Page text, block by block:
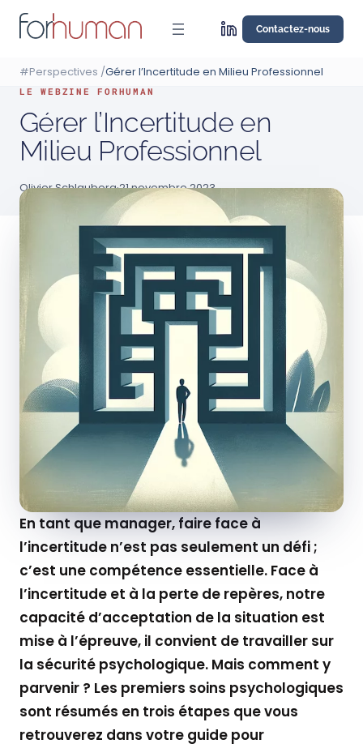
Aller
Contactez-nous
#Perspectives /Gérer l’Incertitude en Milieu Professionnel
LE WEBZINE FORHUMAN
Gérer l’Incertitude en
Milieu Professionnel
Olivier Schlauberg·21 novembre 2023
En tant que manager, faire face à
l’incertitude n’est pas seulement un défi ;
c’est une compétence essentielle. Face à
l’incertitude et à la perte de repères, notre
capacité d’acceptation de la situation est
mise à l’épreuve, il convient de travailler sur
la sécurité psychologique. Mais comment y
parvenir ? Les premiers soins psychologiques
sont résumés en trois étapes que vous
retrouverez dans votre guide pour